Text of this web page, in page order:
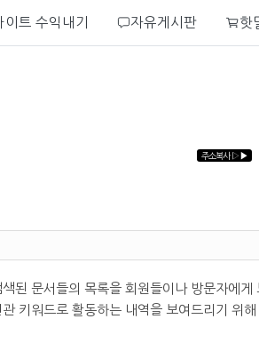
이트 수익내기 자유게시판 핫
주소복사 ▷▶
된 문서들의 목록을 회원들이나 방문자에
키워드로 활동하는 내역을 보여드리기 위해